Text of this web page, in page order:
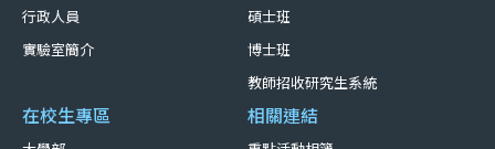
行政人員
實驗室簡介
碩士班
博士班
教師招收研究生系統
在校生專區 相關連結